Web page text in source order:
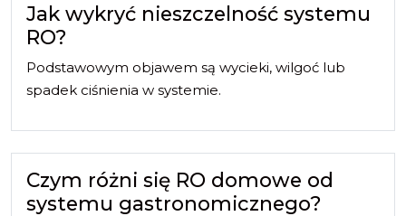
Jak wykryć nieszczelność systemu
RO?
Podstawowym objawem są wycieki, wilgoć lub
spadek ciśnienia w systemie.
Czym różni się RO domowe od
systemu gastronomicznego?